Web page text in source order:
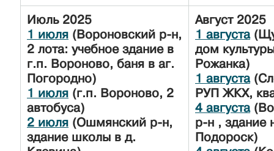
Июль 2025
1 июля (Вороновский р-н,
2 лота: учебное здание в
г.п. Вороново, баня в аг.
Погородно)
1 июля (г.п. Вороново, 2
автобуса)
2 июля (Ошмянский р-н,
здание школы в д.
Август 2025
1 августа
дом
Рожанка)
1 августа
РУП ЖКХ,
4 августа
р-н , здание
Подороск)